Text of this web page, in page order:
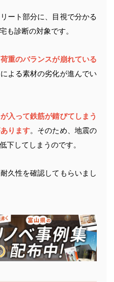
ート部分に、目視で分かる
も診断の対象です。
重のバランスが崩れている
よる素材の劣化が進んでい
入って鉄筋が錆びてしまう
ります。そのため、地震の
下してしまうのです。
久性を確認してもらいまし